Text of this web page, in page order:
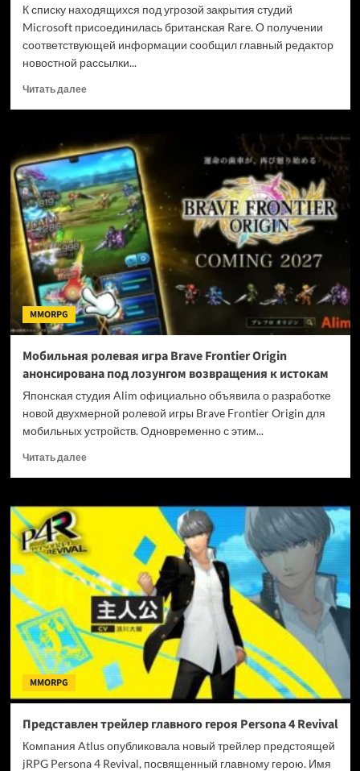
диски
К списку находящихся под угрозой закрытия студий
Microsoft присоединилась британская Rare. О получении
соответствующей информации сообщил главный редактор
новостной рассылки...
Читать далееПрочитать
Rare
может
стать
жертвой
реструктуризации
Xbox
разработчики
Sea
of
Thieves
под
ударом
MMORPG
Мобильная ролевая игра Brave Frontier Origin
анонсирована под лозунгом возвращения к истокам
Японская студия Alim официально объявила о разработке
новой двухмерной ролевой игры Brave Frontier Origin для
мобильных устройств. Одновременно с этим...
Читать далееПрочитать
Brave
Frontier
Origin
анонсирована
под
лозунгом
возвращения
к
истокам
MMORPG
Представлен трейлер главного героя Persona 4 Revival
Компания Atlus опубликовала новый трейлер предстоящей
jRPG Persona 4 Revival, посвященный главному герою. Имя